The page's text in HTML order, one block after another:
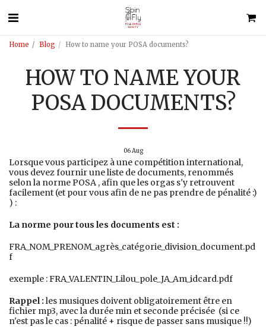
Home Blog How to name your POSA documents?
HOW TO NAME YOUR
POSA DOCUMENTS?
06Aug
Lorsque vous participez à une compétition international,
vous devez fournir une liste de documents, renommés
selon la norme POSA , afin que les orgas s'y retrouvent
facilement (et pour vous afin de ne pas prendre de pénalité :)
) :
La norme pour tous les documents est :
FRA_NOM_PRENOM_agrès_catégorie_division_document.pd
f
exemple : FRA_VALENTIN_Lilou_pole_JA_Am_idcard.pdf
Rappel : les musiques doivent obligatoirement être en
fichier mp3, avec la durée min et seconde précisée (si ce
n'est pas le cas : pénalité + risque de passer sans musique !!)